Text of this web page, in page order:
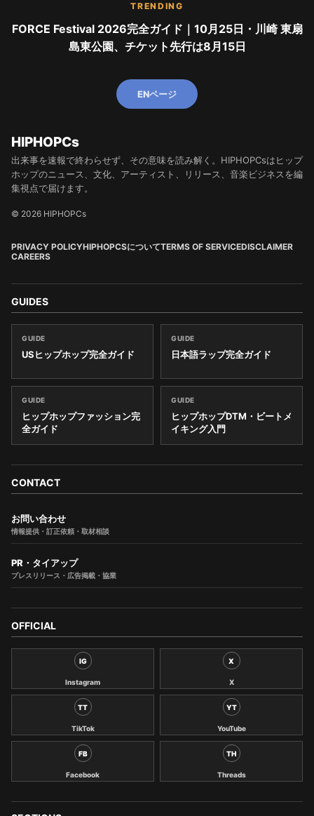
TRENDING
FORCE Festival 2026完全ガイド｜10月25日・川崎 東扇
島東公園、チケット先行は8月15日
ENページ
HIPHOPCs
出来事を速報で終わらせず、その意味を読み解く。HIPHOPCsはヒップ
ホップのニュース、文化、アーティスト、リリース、音楽ビジネスを編
集視点で届けます。
© 2026 HIPHOPCs
PRIVACY POLICYHIPHOPCSについてTERMS OF SERVICEDISCLAIMER
CAREERS
GUIDES
GUIDE
USヒップホップ完全ガイド
GUIDE
日本語ラップ完全ガイド
GUIDE
ヒップホップファッション完
全ガイド
GUIDE
ヒップホップDTM・ビートメ
イキング入門
CONTACT
お問い合わせ
情報提供・訂正依頼・取材相談
PR・タイアップ
プレスリリース・広告掲載・協業
OFFICIAL
IG
Instagram
X
X
TT
TikTok
YT
YouTube
FB
Facebook
TH
Threads